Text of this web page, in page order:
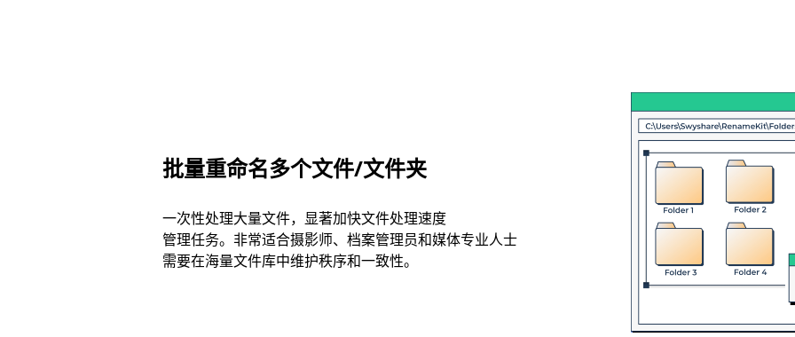
批量重命名多个文件/文件夹
一次性处理大量文件，显著加快文件处理速度
管理任务。非常适合摄影师、档案管理员和媒体专业人士
需要在海量文件库中维护秩序和一致性。